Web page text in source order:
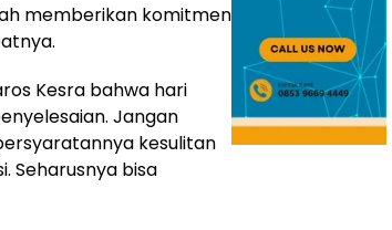
memberikan komitmen
Kesra bahwa hari
Jangan
kesulitan
Seharusnya bisa